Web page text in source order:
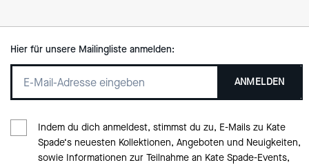
Hier für unsere Mailingliste anmelden:
ANMELDEN
Indem du dich anmeldest, stimmst du zu, E-Mails zu Kate
Spade‘s neuesten Kollektionen, Angeboten und Neuigkeiten,
sowie Informationen zur Teilnahme an Kate Spade-Events,